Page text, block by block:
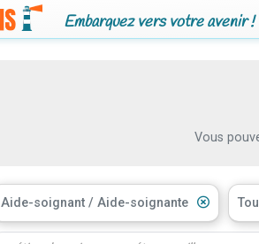
Embarquez vers votre avenir !
Vous
Aide-soignant / Aide-soignante